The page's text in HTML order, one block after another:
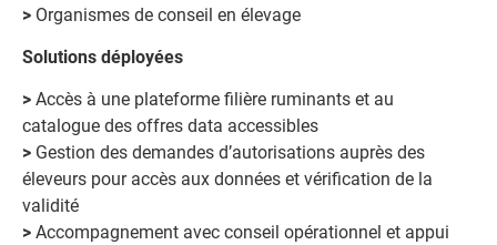
> Organismes de conseil en élevage
Solutions déployées
> Accès à une plateforme filière ruminants et au
catalogue des offres data accessibles
> Gestion des demandes d’autorisations auprès des
éleveurs pour accès aux données et vérification de la
validité
> Accompagnement avec conseil opérationnel et appui